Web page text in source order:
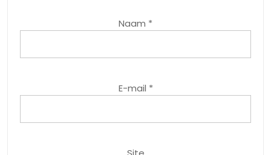
Naam *
E-mail *